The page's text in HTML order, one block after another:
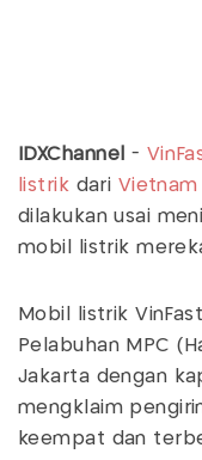
IDXChannel -
listrik dari Vietnam
dilakukan usai
mobil listrik
Mobil listrik
Pelabuhan MPC
Jakarta dengan
mengklaim
keempat dan